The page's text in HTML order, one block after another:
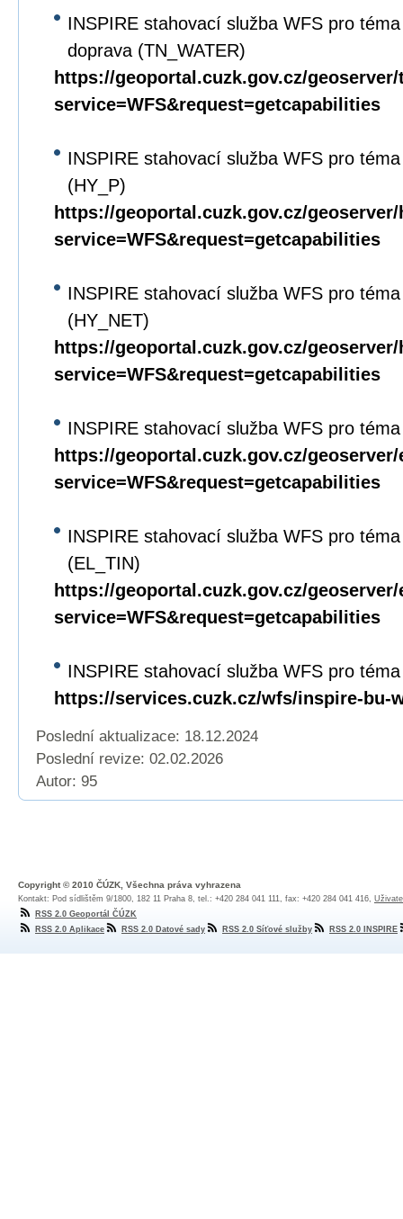
INSPIRE stahovací služba WFS pro
doprava (TN_WATER)
https://geoportal.cuzk.gov.cz/
service=WFS&request=getcapabilities
INSPIRE stahovací služba WFS pro
(HY_P)
https://geoportal.cuzk.gov.cz/
service=WFS&request=getcapabilities
INSPIRE stahovací služba WFS pro
(HY_NET)
https://geoportal.cuzk.gov.cz/
service=WFS&request=getcapabilities
INSPIRE stahovací služba WFS pro
https://geoportal.cuzk.gov.cz/
service=WFS&request=getcapabilities
INSPIRE stahovací služba WFS pro
(EL_TIN)
https://geoportal.cuzk.gov.cz/
service=WFS&request=getcapabilities
INSPIRE stahovací služba WFS pro
https://services.cuzk.cz/wfs/inspire-bu-
Poslední aktualizace: 18.12.2024
Poslední revize: 02.02.2026
Autor: 95
Copyright © 2010 ČÚZK, Všechna práva vyhrazena
Kontakt: Pod sídlištěm 9/1800, 182 11 Praha 8, tel.: +420 284 041 111, fax: +420 284 041 416,
RSS 2.0 Geoportál ČÚZK
RSS 2.0 Aplikace
RSS 2.0 Datové sady RSS 2.0 Síťové služby RSS 2.0 INSPIRE